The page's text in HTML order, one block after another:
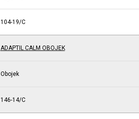
104-19/C
ADAPTIL CALM OBOJEK
Obojek
146-14/C